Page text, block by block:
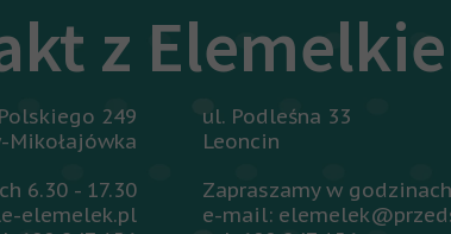
ul. Podleśna 33
Leoncin
Zapraszamy w
e-mail:
249
Mikołajówka
6.30 - 17.30
elemelek.pl
z